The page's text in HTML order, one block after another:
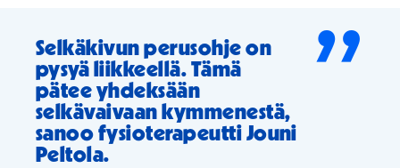
Selkäkivun perusohje on
pysyä liikkeellä. Tämä
pätee yhdeksään
selkävaivaan kymmenestä,
sanoo fysioterapeutti Jouni
Peltola.
”